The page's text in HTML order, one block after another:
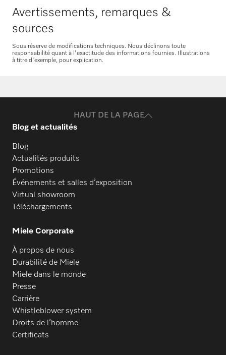
Commander des pièces de rechange
Avertissements, remarques &
sources
Sous réserve de modifications techniques. Nous déclinons toute
responsabilité quant à l'exactitude des informations fournies. Illustrations
à titre d'exemple, pour explication.
HAUT DE LA PAGE
Blog et actualités
Blog
Actualités produits
Promotions
Événements et salles d’exposition
Virtual showroom
Téléchargements
Miele Corporate
À propos de nous
Durabilité de Miele
Miele dans le monde
Presse
Carrière
Whistleblower system
Droits de l’homme
Certificats